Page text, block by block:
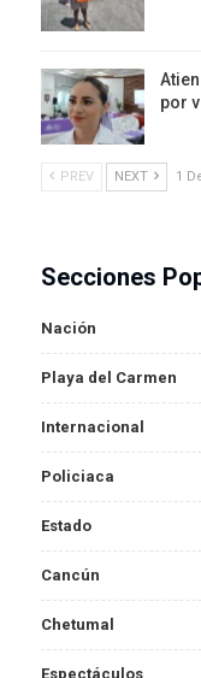
por
PREV NEXT 1
Secciones
Nación
Playa del Carmen
Internacional
Policiaca
Estado
Cancún
Chetumal
Espectáculos